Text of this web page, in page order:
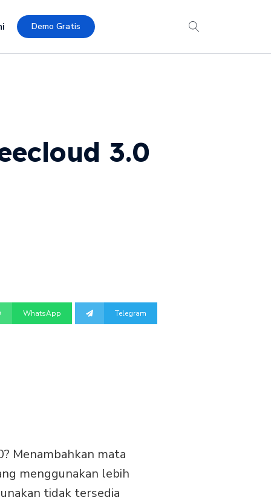
Demo Gratis
3.0
WhatsApp Telegram
Menambahkan mata
menggunakan lebih
tidak tersedia